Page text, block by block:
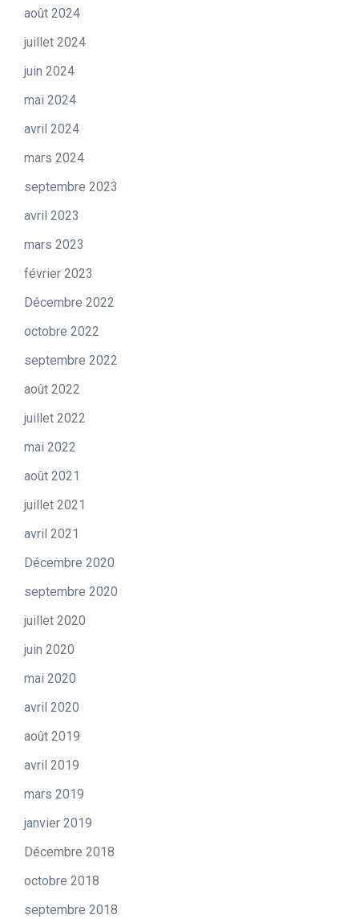
août 2024
juillet 2024
juin 2024
mai 2024
avril 2024
mars 2024
septembre 2023
avril 2023
mars 2023
février 2023
Décembre 2022
octobre 2022
septembre 2022
août 2022
juillet 2022
mai 2022
août 2021
juillet 2021
avril 2021
Décembre 2020
septembre 2020
juillet 2020
juin 2020
mai 2020
avril 2020
août 2019
avril 2019
mars 2019
janvier 2019
Décembre 2018
octobre 2018
septembre 2018